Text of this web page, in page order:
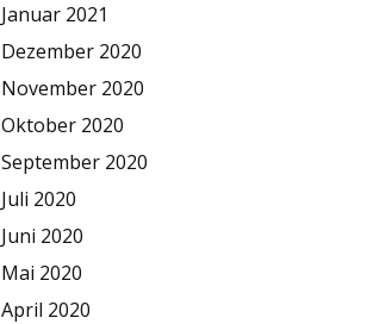
Januar 2021
Dezember 2020
November 2020
Oktober 2020
September 2020
Juli 2020
Juni 2020
Mai 2020
April 2020